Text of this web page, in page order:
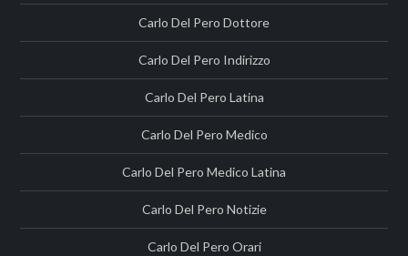
Carlo Del Pero Dottore
Carlo Del Pero Indirizzo
Carlo Del Pero Latina
Carlo Del Pero Medico
Carlo Del Pero Medico Latina
Carlo Del Pero Notizie
Carlo Del Pero Orari